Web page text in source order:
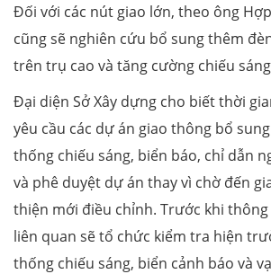
Đối với các nút giao lớn, theo ông
cũng sẽ nghiên cứu bổ sung thêm
trên trụ cao và tăng cường chiếu
Đại diện Sở Xây dựng cho biết thời
yêu cầu các dự án giao thông bổ
thống chiếu sáng, biển báo, chỉ dẫn
và phê duyệt dự án thay vì chờ đến
thiện mới điều chỉnh. Trước khi thông
liên quan sẽ tổ chức kiểm tra hiện
thống chiếu sáng, biển cảnh báo và